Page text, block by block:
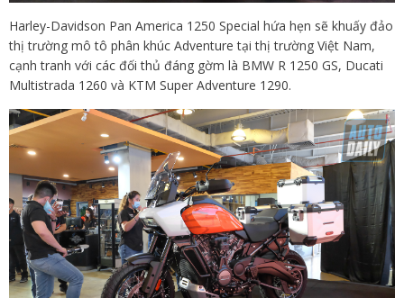
Harley-Davidson Pan America 1250 Special hứa hẹn sẽ khuấy đảo
thị trường mô tô phân khúc Adventure tại thị trường Việt Nam,
cạnh tranh với các đối thủ đáng gờm là BMW R 1250 GS, Ducati
Multistrada 1260 và KTM Super Adventure 1290.